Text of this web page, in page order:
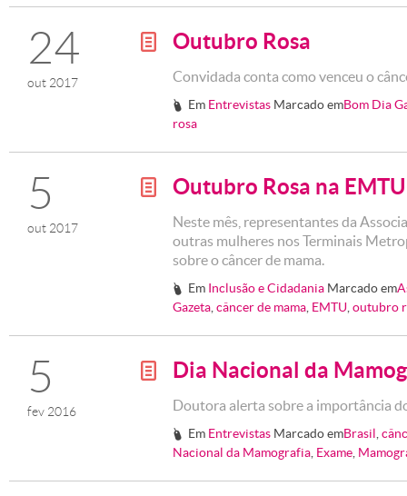
24
out 2017
g Outubro Rosa
Convidada conta como venceu o
# Em Entrevistas Marcado emBom Dia
rosa
5
out 2017
g Outubro Rosa na EMTU
Neste mês, representantes da
outras mulheres nos Terminais
sobre o câncer de mama.
# Em Inclusão e Cidadania Marcado em
Gazeta câncer de mama EMTU outubro
5
fev 2016
g Dia Nacional da
Doutora alerta sobre a importância
# Em Entrevistas Marcado emBrasil ,
Nacional da Mamografia Exame